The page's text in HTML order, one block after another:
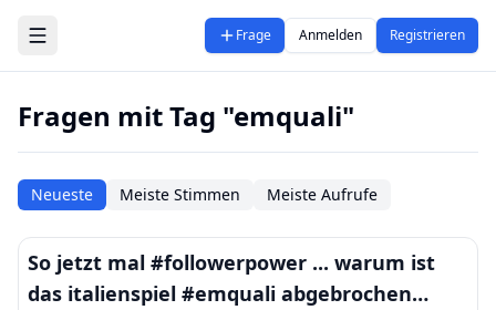
Zum Hauptinhalt springen
Frage Anmelden Registrieren
Fragen mit Tag "emquali"
Neueste Meiste Stimmen Meiste Aufrufe
So jetzt mal #followerpower ... warum ist
das italienspiel #emquali abgebrochen